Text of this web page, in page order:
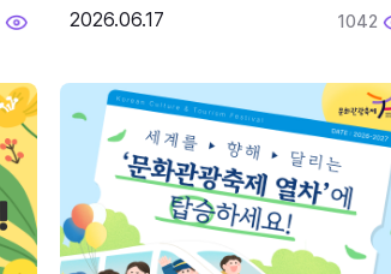
2026.06.17 1042